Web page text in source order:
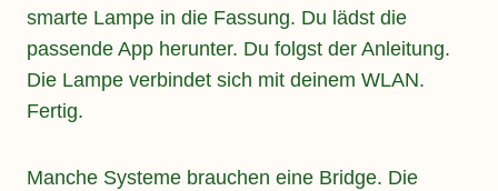
smarte Lampe in die Fassung. Du lädst die
passende App herunter. Du folgst der Anleitung.
Die Lampe verbindet sich mit deinem WLAN.
Fertig.
Manche Systeme brauchen eine Bridge. Die